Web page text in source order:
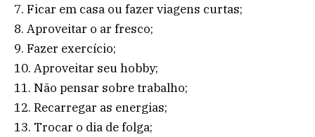
7. Ficar em casa ou fazer viagens curtas;
8. Aproveitar o ar fresco;
9. Fazer exercício;
10. Aproveitar seu hobby;
11. Não pensar sobre trabalho;
12. Recarregar as energias;
13. Trocar o dia de folga;